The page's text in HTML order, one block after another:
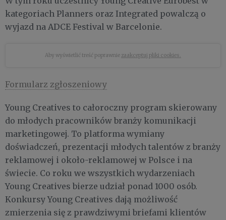
kategoriach Planners oraz Integrated powalczą o
wyjazd na ADCE Festival w Barcelonie.
Aby wyświetlić treść poprawnie zaakceptuj pliki cookies.
Formularz zgłoszeniowy
Young Creatives to całoroczny program skierowany
do młodych pracowników branży komunikacji
marketingowej. To platforma wymiany
doświadczeń, prezentacji młodych talentów z branży
reklamowej i około-reklamowej w Polsce i na
świecie. Co roku we wszystkich wydarzeniach
Young Creatives bierze udział ponad 1000 osób.
Konkursy Young Creatives dają możliwość
zmierzenia się z prawdziwymi briefami klientów